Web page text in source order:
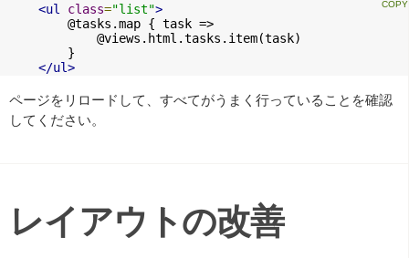
<ul class="list">
        @tasks.map { task =>
            @views.html.tasks.item(task)
        }
</ul>
ページをリロードして、すべてがうまく行っていることを確認
してください。
レイアウトの改善